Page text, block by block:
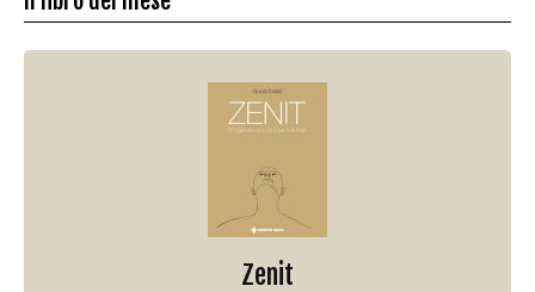
Zenit